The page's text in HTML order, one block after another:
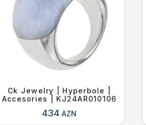
Ck Jewelry | Hyperbole |
Accesories | KJ24AR010106
434AZN